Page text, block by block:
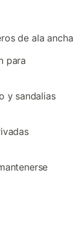
de ala ancha
para
y sandalias